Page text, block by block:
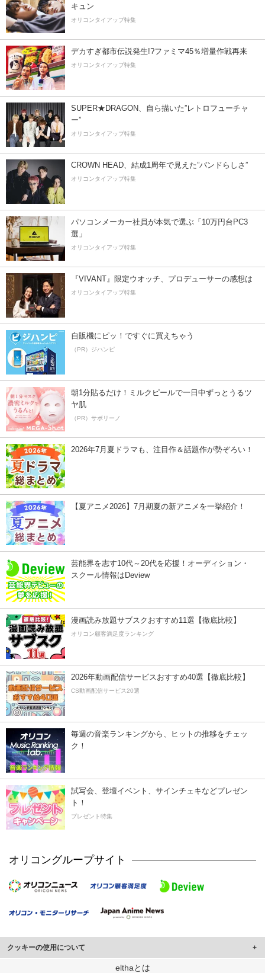
キュン
オリコンタイアップ特集
デカすぎ都市伝説発生!?ファミマ45％増量作戦再来
オリコンタイアップ特集
SUPER★DRAGON、自ら描いた”レトロフューチャ
ー”
オリコンタイアップ特集
CROWN HEAD、結成1周年で見えた”バンドらしさ”
オリコンタイアップ特集
パソコンメーカー社員が本気で選ぶ「10万円台PC3
選」
オリコンタイアップ特集
『VIVANT』限定ウオッチ、プロデューサーの感想は
オリコンタイアップ特集
自販機にピッ！ですぐに買えちゃう
（PR）ジハンピ
朝1分貼るだけ！ミルクピールで一日中ずっとうるツ
ヤ肌
（PR）サボリーノ
2026年7月夏ドラマも、注目作＆話題作が勢ぞろい！
【夏アニメ2026】7月期夏の新アニメを一挙紹介！
芸能界を志す10代～20代を応援！オーディション・
スクール情報はDeview
漫画読み放題サブスクおすすめ11選【徹底比較】
オリコン顧客満足度ランキング
2026年動画配信サービスおすすめ40選【徹底比較】
CS動画配信サービス20選
毎週の音楽ランキングから、ヒットの推移をチェッ
ク！
試写会、登壇イベント、サインチェキなどプレゼン
ト！
プレゼント特集
オリコングループサイト
クッキーの使用について
このサイトでは Cookie を使用して、ユーザーに合わせたコンテンツや広告の
elthaとは